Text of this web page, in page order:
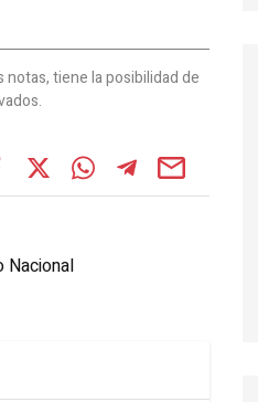
tiene la posibilidad de
Nacional